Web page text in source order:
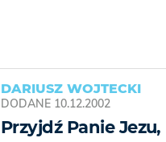
DARIUSZ WOJTECKI
DODANE 10.12.2002
Przyjdź Panie